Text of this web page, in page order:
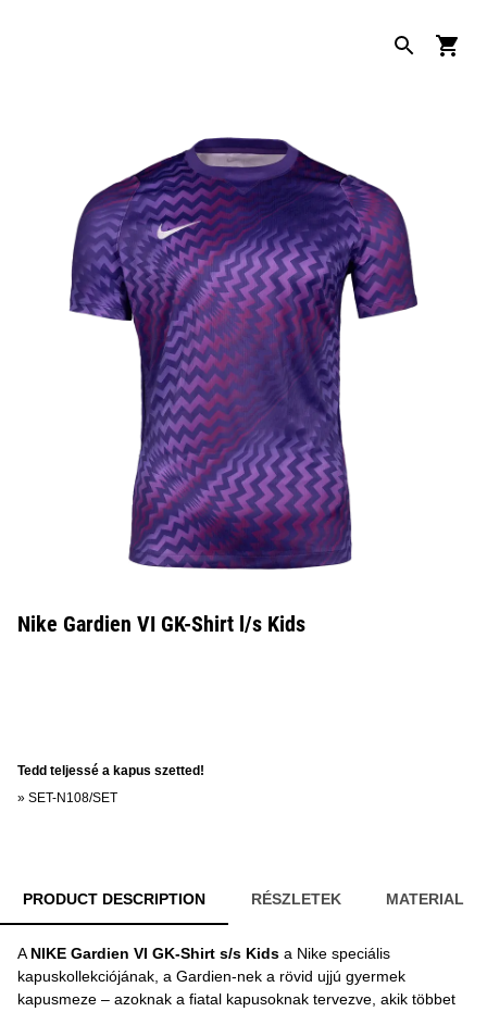
Nike Gardien VI GK-Shirt l/s Kids
Tedd teljessé a kapus szetted!
» SET-N108/SET
PRODUCT DESCRIPTION RÉSZLETEK MATERIAL
A NIKE Gardien VI GK-Shirt s/s Kids a Nike speciális
kapuskollekciójának, a Gardien-nek a rövid ujjú gyermek
kapusmeze – azoknak a fiatal kapusoknak tervezve, akik többet